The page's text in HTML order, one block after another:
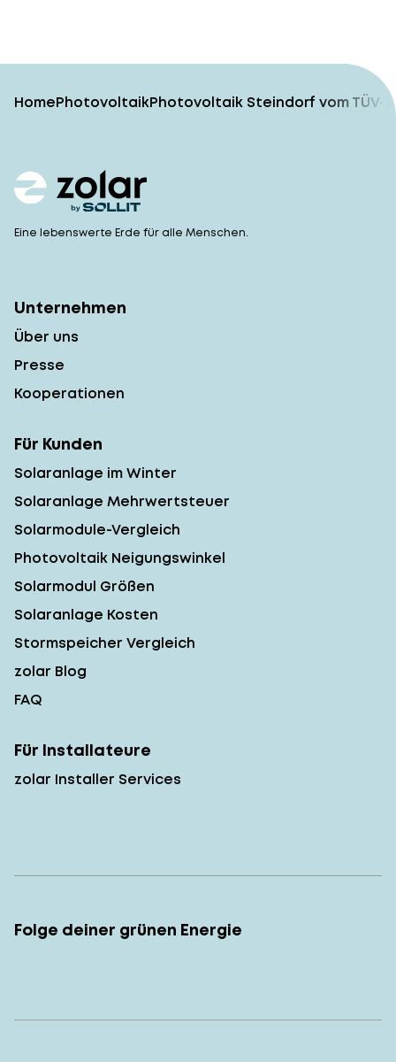
HomePhotovoltaikPhotovoltaik Steindorf vom
Eine lebenswerte Erde für alle Menschen.
Unternehmen
Über uns
Presse
Kooperationen
Für Kunden
Solaranlage im Winter
Solaranlage Mehrwertsteuer
Solarmodule-Vergleich
Photovoltaik Neigungswinkel
Solarmodul Größen
Solaranlage Kosten
Stormspeicher Vergleich
zolar Blog
FAQ
Für Installateure
zolar Installer Services
Folge deiner grünen Energie